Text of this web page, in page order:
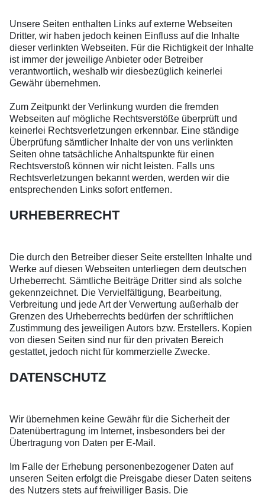
Unsere Seiten enthalten Links auf externe Webseiten
Dritter, wir haben jedoch keinen Einfluss auf die Inhalte
dieser verlinkten Webseiten. Für die Richtigkeit der Inhalte
ist immer der jeweilige Anbieter oder Betreiber
verantwortlich, weshalb wir diesbezüglich keinerlei
Gewähr übernehmen.
Zum Zeitpunkt der Verlinkung wurden die fremden
Webseiten auf mögliche Rechtsverstöße überprüft und
keinerlei Rechtsverletzungen erkennbar. Eine ständige
Überprüfung sämtlicher Inhalte der von uns verlinkten
Seiten ohne tatsächliche Anhaltspunkte für einen
Rechtsverstoß können wir nicht leisten. Falls uns
Rechtsverletzungen bekannt werden, werden wir die
entsprechenden Links sofort entfernen.
URHEBERRECHT
Die durch den Betreiber dieser Seite erstellten Inhalte und
Werke auf diesen Webseiten unterliegen dem deutschen
Urheberrecht. Sämtliche Beiträge Dritter sind als solche
gekennzeichnet. Die Vervielfältigung, Bearbeitung,
Verbreitung und jede Art der Verwertung außerhalb der
Grenzen des Urheberrechts bedürfen der schriftlichen
Zustimmung des jeweiligen Autors bzw. Erstellers. Kopien
von diesen Seiten sind nur für den privaten Bereich
gestattet, jedoch nicht für kommerzielle Zwecke.
DATENSCHUTZ
Wir übernehmen keine Gewähr für die Sicherheit der
Datenübertragung im Internet, insbesonders bei der
Übertragung von Daten per E-Mail.
Im Falle der Erhebung personenbezogener Daten auf
unseren Seiten erfolgt die Preisgabe dieser Daten seitens
des Nutzers stets auf freiwilliger Basis. Die